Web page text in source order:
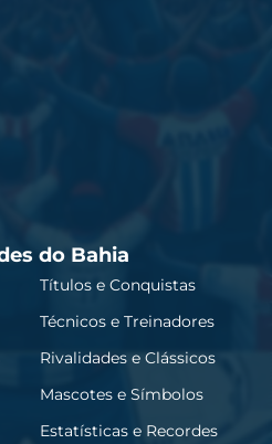
do Bahia
Títulos e Conquistas
Técnicos e Treinadores
Rivalidades e Clássicos
Mascotes e Símbolos
Estatísticas e Recordes